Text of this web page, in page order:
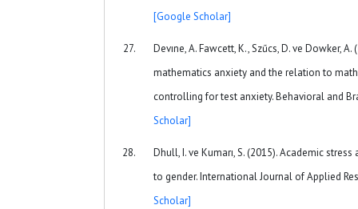
[Google Scholar]
Devıne, A. Fawcett, K., Szűcs, D. ve Dowker,
mathematics anxiety and the relation to
controlling for test anxiety. Behavioral and
Scholar]
Dhull, I. ve Kumarı, S. (2015). Academic
to gender. International Journal of Applied
Scholar]